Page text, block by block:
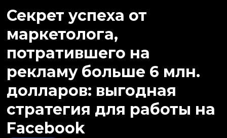
Секрет успеха от
маркетолога,
потратившего на
рекламу больше 6 млн.
долларов: выгодная
стратегия для работы на
Facebook